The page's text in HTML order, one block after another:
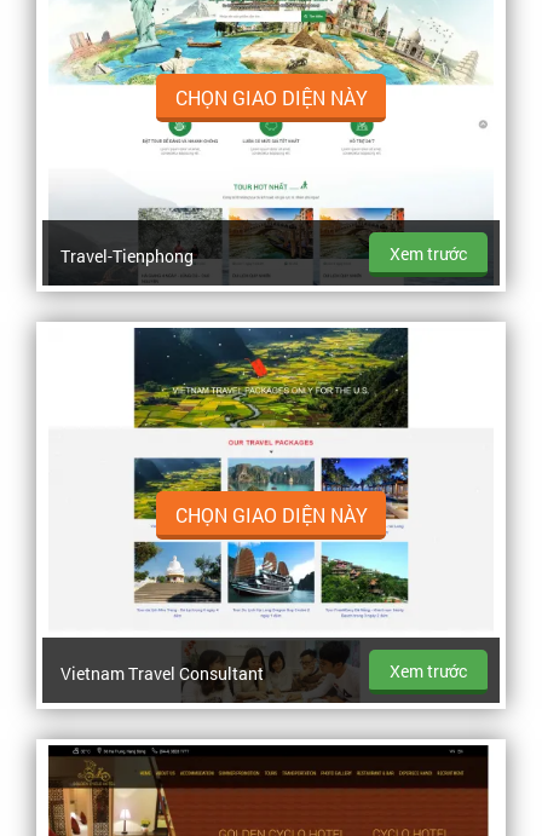
CHỌN GIAO DIỆN NÀY
Travel-Tienphong Xem trước
CHỌN GIAO DIỆN NÀY
Vietnam Travel Consultant Xem trước